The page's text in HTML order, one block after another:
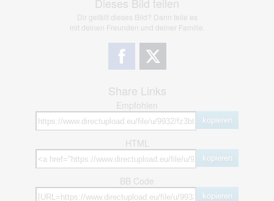
Dir gefällt dieses Bild? Dann teile es
mit deinen Freunden und deiner Familie.
Share Links
Empfohlen
kopieren
HTML
kopieren
BB Code
kopieren